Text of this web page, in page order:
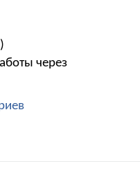
через